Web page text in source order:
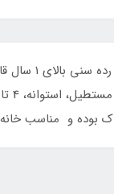
سازه فومی